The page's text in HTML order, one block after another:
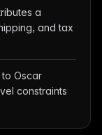
a
and tax
to Oscar
constraints